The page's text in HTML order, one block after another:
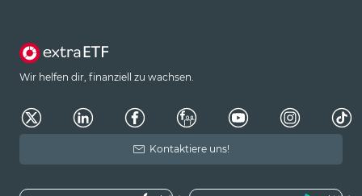
Wir helfen dir, finanziell zu wachsen.
Kontaktiere uns!